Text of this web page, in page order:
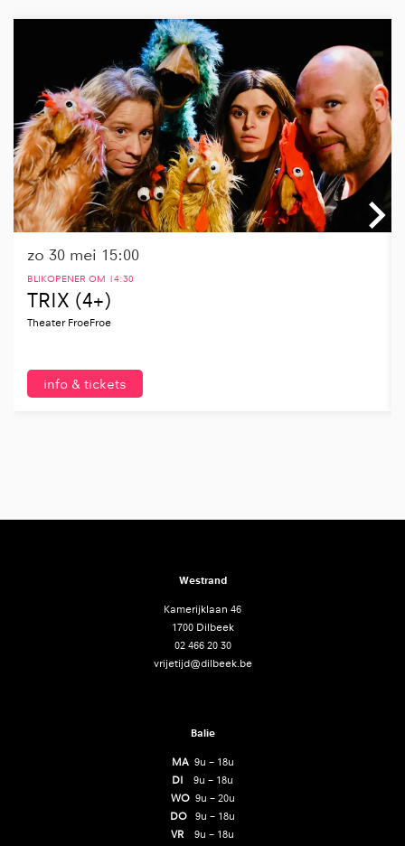
TRIX (4+)
Theater FroeFroe
BLIKOPENER OM 14:30
zo 30 mei 15:00
info & tickets
Westrand
Kamerijklaan 46
1700 Dilbeek
02 466 20 30
vrijetijd@dilbeek.be
Balie
MA 9u – 18u
DI 9u – 18u
WO9u – 20u
DO 9u – 18u
VR 9u – 18u